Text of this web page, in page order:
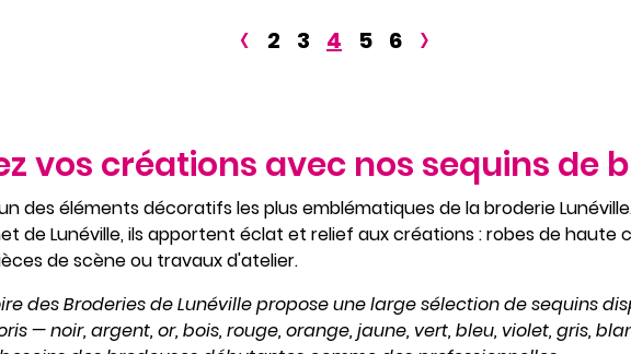
‹ 2 3 4 5 6 ›
vos créations avec nos sequins de
des éléments décoratifs les plus emblématiques de la broderie
de Lunéville, ils apportent éclat et relief aux créations : robes de haute
de scène ou travaux d'atelier.
des Broderies de Lunéville propose une large sélection de sequins
— noir, argent, or, bois, rouge, orange, jaune, vert, bleu, violet, gris,